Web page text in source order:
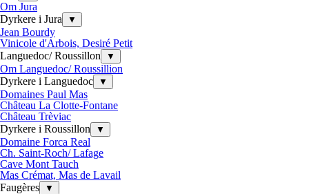
Om Jura
Dyrkere i Jura
▼
Jean Bourdy
Vinicole d'Arbois, Desiré Petit
Languedoc/ Roussillon
▼
Om Languedoc/ Roussillion
Dyrkere i Languedoc
▼
Domaines Paul Mas
Château La Clotte-Fontane
Château Trèviac
Dyrkere i Roussillon
▼
Domaine Forca Real
Ch. Saint-Roch/ Lafage
Cave Mont Tauch
Mas Crémat, Mas de Lavail
Faugères
▼